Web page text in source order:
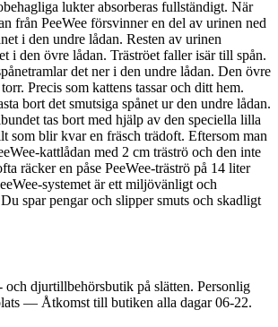
lukter absorberas fullständigt. När
från PeeWee försvinner en del av urinen ned
i den undre lådan. Resten av urinen
i den övre lådan. Träströet faller isär till spån.
det ner i den undre lådan. Den övre
Precis som kattens tassar och ditt hem.
bort det smutsiga spånet ur den undre lådan.
tas bort med hjälp av den speciella lilla
som blir kvar en fräsch trädoft. Eftersom man
kattlådan med 2 cm träströ och den inte
räcker en påse PeeWee-träströ på 14 liter
systemet är ett miljövänligt och
spar pengar och slipper smuts och skadligt
djurtillbehörsbutik på slätten. Personlig
— Åtkomst till butiken alla dagar 06-22.